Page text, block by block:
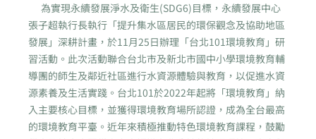
為實現永續發展淨水及衛生(SDG6)目標，永續發展中心
張子超執行長執行「提升集水區居民的環保觀念及協助地區
發展」深耕計畫，於11月25日辦理「台北101環境教育」研
習活動。此次活動聯合台北市及新北市國中小學環境教育輔
導團的師生及鄰近社區進行水資源體驗與教育，以促進水資
源素養及生活實踐。台北101於2022年起將「環境教育」納
入主要核心目標，並獲得環境教育場所認證，成為全台最高
的環境教育平臺。近年來積極推動特色環境教育課程，鼓勵